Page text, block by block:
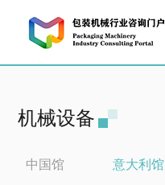
机械设备
中国馆 意大利馆